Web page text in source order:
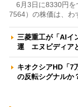
6月3日に8330円を
7564）の株価は、わ
三菱重工が「AIイ
運 エヌビディア
キオクシアHD「7
の反転シグナル